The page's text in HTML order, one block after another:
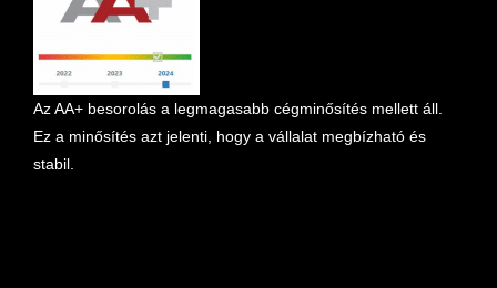
Az AA+ besorolás a legmagasabb cégminősítés mellett áll.
Ez a minősítés azt jelenti, hogy a vállalat megbízható és
stabil.